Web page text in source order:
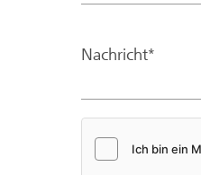
Nachricht*